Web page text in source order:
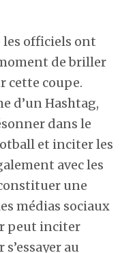
les officiels ont
de briller
cette coupe.
d’un Hashtag,
dans le
et inciter les
avec les
une
médias sociaux
peut inciter
au